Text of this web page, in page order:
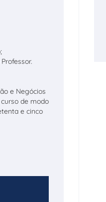
e Negócios
de modo
e cinco